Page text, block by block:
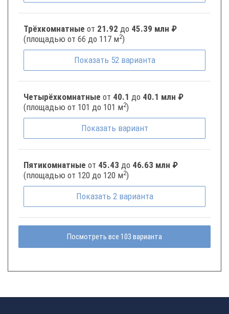
Трёхкомнатные от 21.92 до 45.39 млн ₽
(площадью от 66 до 117 м2)
Показать 52 варианта
Четырёхкомнатные от 40.1 до 40.1 млн ₽
(площадью от 101 до 101 м2)
Показать вариант
Пятикомнатные от 45.43 до 46.63 млн ₽
(площадью от 120 до 120 м2)
Показать 2 варианта
Посмотреть все 103 варианта